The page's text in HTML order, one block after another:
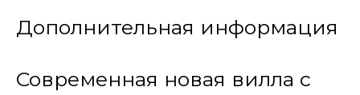
Дополнительная информация
Современная новая вилла с